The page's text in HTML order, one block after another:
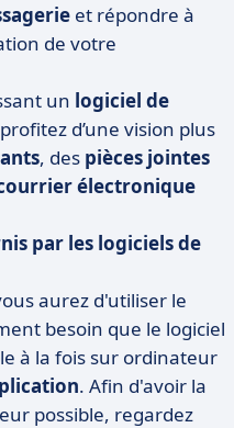
et répondre à
de votre
un logiciel de
d’une vision plus
, des pièces jointes
électronique
par les logiciels de
aurez d'utiliser le
besoin que le logiciel
à la fois sur ordinateur
. Afin d'avoir la
possible, regardez